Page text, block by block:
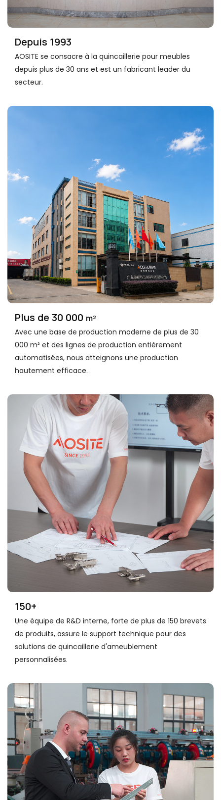
Depuis 1993
AOSITE se consacre à la quincaillerie pour meubles
depuis plus de 30 ans et est un fabricant leader du
secteur.
Plus de 30 000 m²
Avec une base de production moderne de plus de 30
000 m² et des lignes de production entièrement
automatisées, nous atteignons une production
hautement efficace.
150+
Une équipe de R&D interne, forte de plus de 150 brevets
de produits, assure le support technique pour des
solutions de quincaillerie d'ameublement
personnalisées.